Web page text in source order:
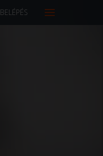
BELÉPÉS